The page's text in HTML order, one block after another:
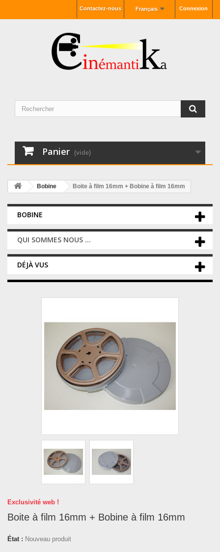
Connexion
Français
Contactez-nous
Panier (vide)
Bobine Boite à film 16mm + Bobine à film 16mm
BOBINE
QUI SOMMES NOUS ...
DÉJÀ VUS
Exclusivité web !
Boite à film 16mm + Bobine à film 16mm
État : Nouveau produit